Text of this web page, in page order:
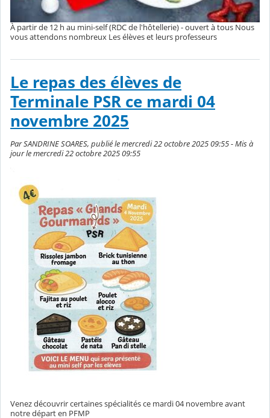
À partir de 12 h au mini-self (RDC de l'hôtellerie) - ouvert à tous Nous
vous attendons nombreux Les élèves et leurs professeurs
Le repas des élèves de
Terminale PSR ce mardi 04
novembre 2025
Par SANDRINE SOARES, publié le mercredi 22 octobre 2025 09:55 - Mis à
jour le mercredi 22 octobre 2025 09:55
Venez découvrir certaines spécialités ce mardi 04 novembre avant
notre départ en PFMP